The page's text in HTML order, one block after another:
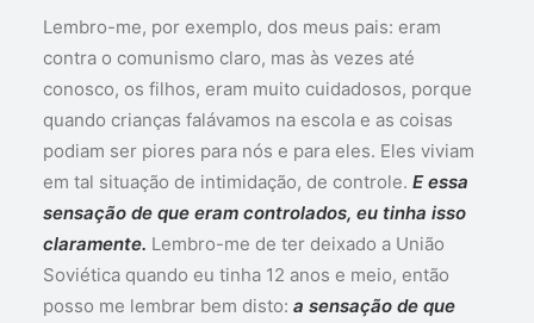
Lembro-me, por exemplo, dos meus pais: eram
contra o comunismo claro, mas às vezes até
conosco, os filhos, eram muito cuidadosos, porque
quando crianças falávamos na escola e as coisas
podiam ser piores para nós e para eles. Eles viviam
em tal situação de intimidação, de controle. E essa
sensação de que eram controlados, eu tinha isso
claramente. Lembro-me de ter deixado a União
Soviética quando eu tinha 12 anos e meio, então
posso me lembrar bem disto: a sensação de que